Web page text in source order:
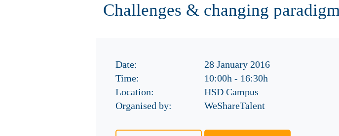
Challenges & changing
Date:
28 January 2016
Time:
10:00h - 16:30h
Location:
HSD Campus
Organised by:
WeShareTalent